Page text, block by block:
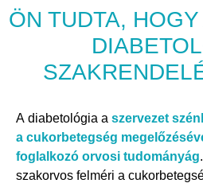
ÖN TUDTA,
A diabetológia a szervezet
a cukorbetegség
foglalkozó orvosi tudományág
szakorvos felméri a